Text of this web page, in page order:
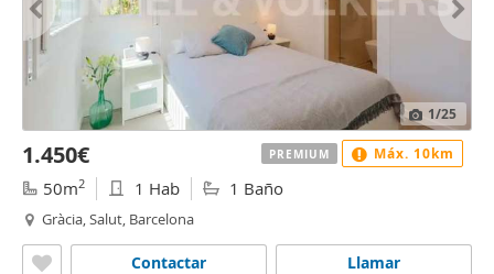
1/25
1.450€
50m2 1 Hab 1 Baño
Gràcia, Salut, Barcelona
Llamar
Contactar
PREMIUM Máx. 10km